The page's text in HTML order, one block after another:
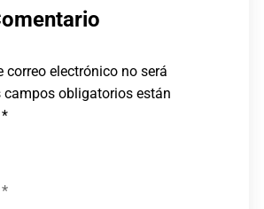
correo electrónico no será
campos obligatorios están
*
*